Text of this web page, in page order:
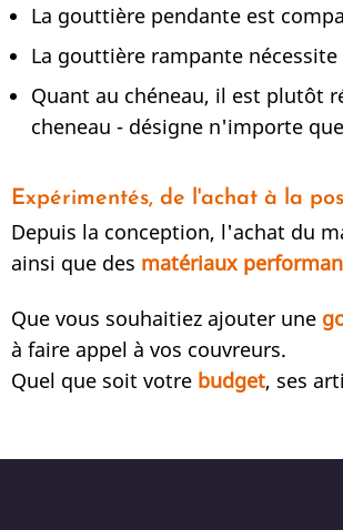
La gouttière pendante est
La gouttière rampante
Quant au chéneau, il est plutôt
cheneau - désigne n'importe
Expérimentés, de l'achat à la
Depuis la conception, l'achat du
ainsi que des matériaux
Que vous souhaitiez ajouter une
à faire appel à vos couvreurs.
Quel que soit votre budget, ses